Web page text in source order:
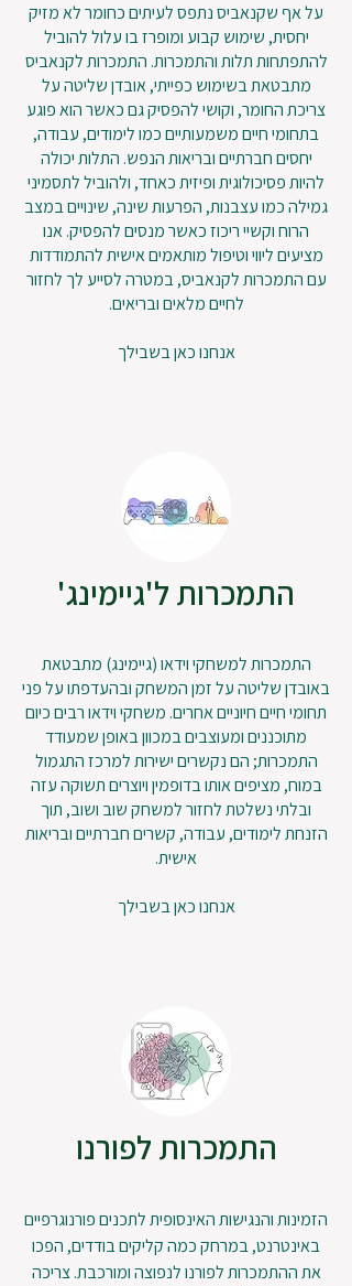
על אף שקנאביס נתפס לעיתים כחומר לא מזיק
יחסית, שימוש קבוע ומופרז בו עלול להוביל
להתפתחות תלות והתמכרות. התמכרות לקנאביס
מתבטאת בשימוש כפייתי, אובדן שליטה על
צריכת החומר, וקושי להפסיק גם כאשר הוא פוגע
בתחומי חיים משמעותיים כמו לימודים, עבודה,
יחסים חברתיים ובריאות הנפש. התלות יכולה
להיות פסיכולוגית ופיזית כאחד, ולהוביל לתסמיני
גמילה כמו עצבנות, הפרעות שינה, שינויים במצב
הרוח וקשיי ריכוז כאשר מנסים להפסיק. אנו
מציעים ליווי וטיפול מותאמים אישית להתמודדות
עם התמכרות לקנאביס, במטרה לסייע לך לחזור
לחיים מלאים ובריאים.
אנחנו כאן בשבילך
התמכרות ל'גיימינג'
התמכרות למשחקי וידאו (גיימינג) מתבטאת
באובדן שליטה על זמן המשחק ובהעדפתו על פני
תחומי חיים חיוניים אחרים. משחקי וידאו רבים כיום
מתוכננים ומעוצבים במכוון באופן שמעודד
התמכרות; הם נקשרים ישירות למרכז התגמול
במוח, מציפים אותו בדופמין ויוצרים תשוקה עזה
ובלתי נשלטת לחזור למשחק שוב ושוב, תוך
הזנחת לימודים, עבודה, קשרים חברתיים ובריאות
אישית.
אנחנו כאן בשבילך
התמכרות לפורנו
הזמינות והנגישות האינסופית לתכנים פורנוגרפיים
באינטרנט, במרחק כמה קליקים בודדים, הפכו
את ההתמכרות לפורנו לנפוצה ומורכבת. צריכה